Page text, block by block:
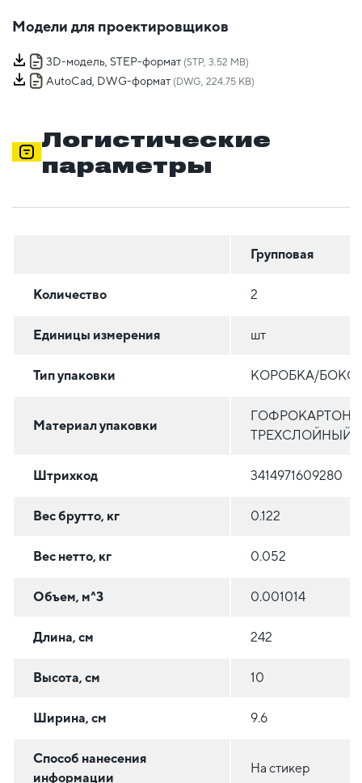
Модели для проектировщиков
3D-модель, STEP-формат (STP, 3.52 MB)
AutoCad, DWG-формат (DWG, 224.75 KB)
Логистические
параметры
Групповая
Количество 2
Единицы измерения шт
Тип упаковки КОРОБКА/БОКС
Материал упаковки
ГОФРОКАРТОН
ТРЕХСЛОЙНЫЙ
Штрихкод 3414971609280
Вес брутто, кг 0.122
Вес нетто, кг 0.052
Объем, м^3 0.001014
Длина, см 242
Высота, см 10
Ширина, см 9.6
Способ нанесения
информации
На стикер